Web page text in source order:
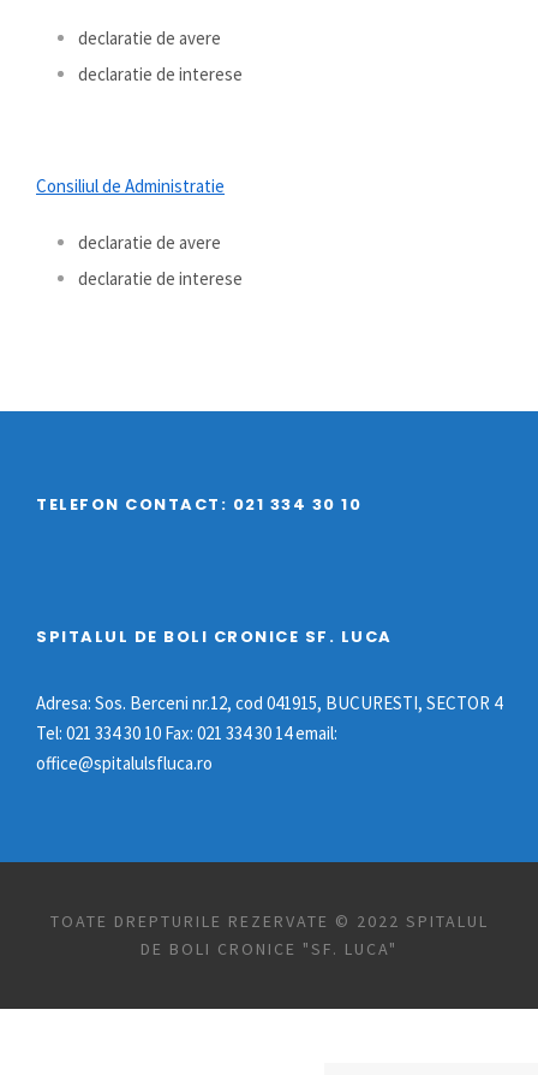
declaratie de avere
declaratie de interese
Consiliul de Administratie
declaratie de avere
declaratie de interese
TELEFON CONTACT: 021 334 30 10
SPITALUL DE BOLI CRONICE SF. LUCA
Adresa: Sos. Berceni nr.12, cod 041915, BUCURESTI, SECTOR 4
Tel: 021 334 30 10 Fax: 021 334 30 14 email:
office@spitalulsfluca.ro
TOATE DREPTURILE REZERVATE © 2022 SPITALUL
DE BOLI CRONICE "SF. LUCA"